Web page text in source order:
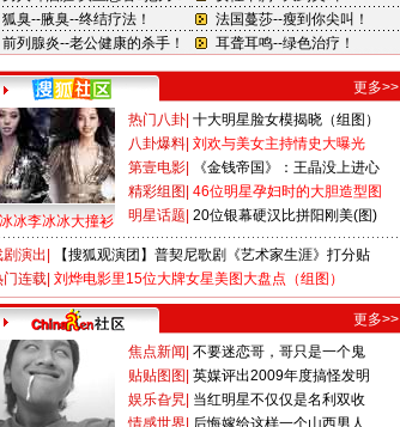
更多>>
冰李冰冰大撞衫
热门八卦 十大明星脸女模揭晓（组图）
八卦爆料 刘欢与美女主持情史大曝光
第壹电影
《金钱帝国》：王晶没上进心
精彩组图 46位明星孕妇时的大胆造型图
明星话题 20位银幕硬汉比拼阳刚美(图)
剧演出
【搜狐观演团】普契尼歌剧《艺术家生涯》打分贴
门连载 刘烨电影里15位大牌女星美图大盘点（组图）
更多>>
焦点新闻 不要迷恋哥，哥只是一个鬼
贴贴图图 英媒评出2009年度搞怪发明
娱乐旮旯 当红明星不仅仅是名利双收
情感世界 后悔嫁给这样一个山西男人